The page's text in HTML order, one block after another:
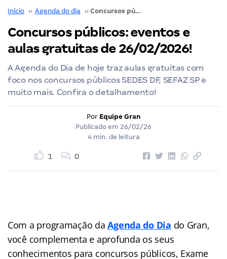
Início ›› Agenda do dia ›› Concursos públicos: eventos e aulas gratuitas de 26/02/2026!
Concursos públicos: eventos e
aulas gratuitas de 26/02/2026!
A Agenda do Dia de hoje traz aulas gratuitas com
foco nos concursos públicos SEDES DF, SEFAZ SP e
muito mais. Confira o detalhamento!
Por Equipe Gran
Publicado em 26/02/26
4 min. de leitura
1 0
Com a programação daAgenda do Dia do Gran,
você complementa e aprofunda os seus
conhecimentos para concursos públicos, Exame